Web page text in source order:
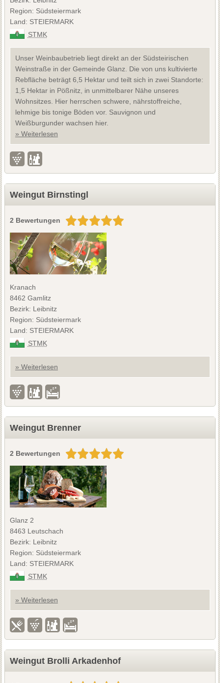
Region: Südsteiermark
Land: STEIERMARK
STMK
Unser Weinbaubetrieb liegt direkt an der Südsteirischen
Weinstraße in der Gemeinde Glanz. Die von uns kultivierte
Rebfläche beträgt 6,5 Hektar und teilt sich in zwei Standorte:
1,5 Hektar in Pößnitz, in unmittelbarer Nähe unseres
Wohnsitzes. Hier herrschen schwere, nährstoffreiche,
lehmige bis tonige Böden vor. Sauvignon und
Weißburgunder wachsen hier.
» Weiterlesen
Weingut Birnstingl
2 Bewertungen
Kranach
8462 Gamlitz
Bezirk: Leibnitz
Region: Südsteiermark
Land: STEIERMARK
STMK
» Weiterlesen
Weingut Brenner
2 Bewertungen
Glanz 2
8463 Leutschach
Bezirk: Leibnitz
Region: Südsteiermark
Land: STEIERMARK
STMK
» Weiterlesen
Weingut Brolli Arkadenhof